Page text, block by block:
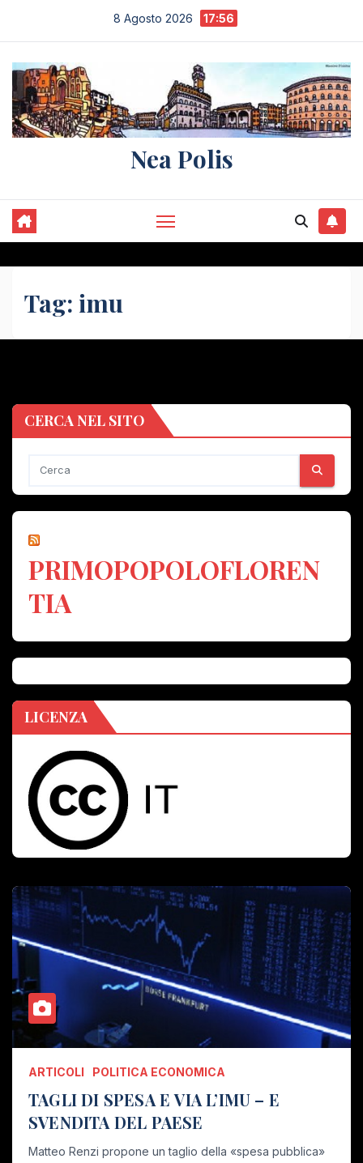
contenuto
8 Agosto 2026 17:56
Nea Polis
Tag: imu
CERCA NEL SITO
PRIMOPOPOLOFLOREN
TIA
LICENZA
ARTICOLI POLITICA ECONOMICA
TAGLI DI SPESA E VIA L’IMU – E
SVENDITA DEL PAESE
Matteo Renzi propone un taglio della «spesa pubblica»